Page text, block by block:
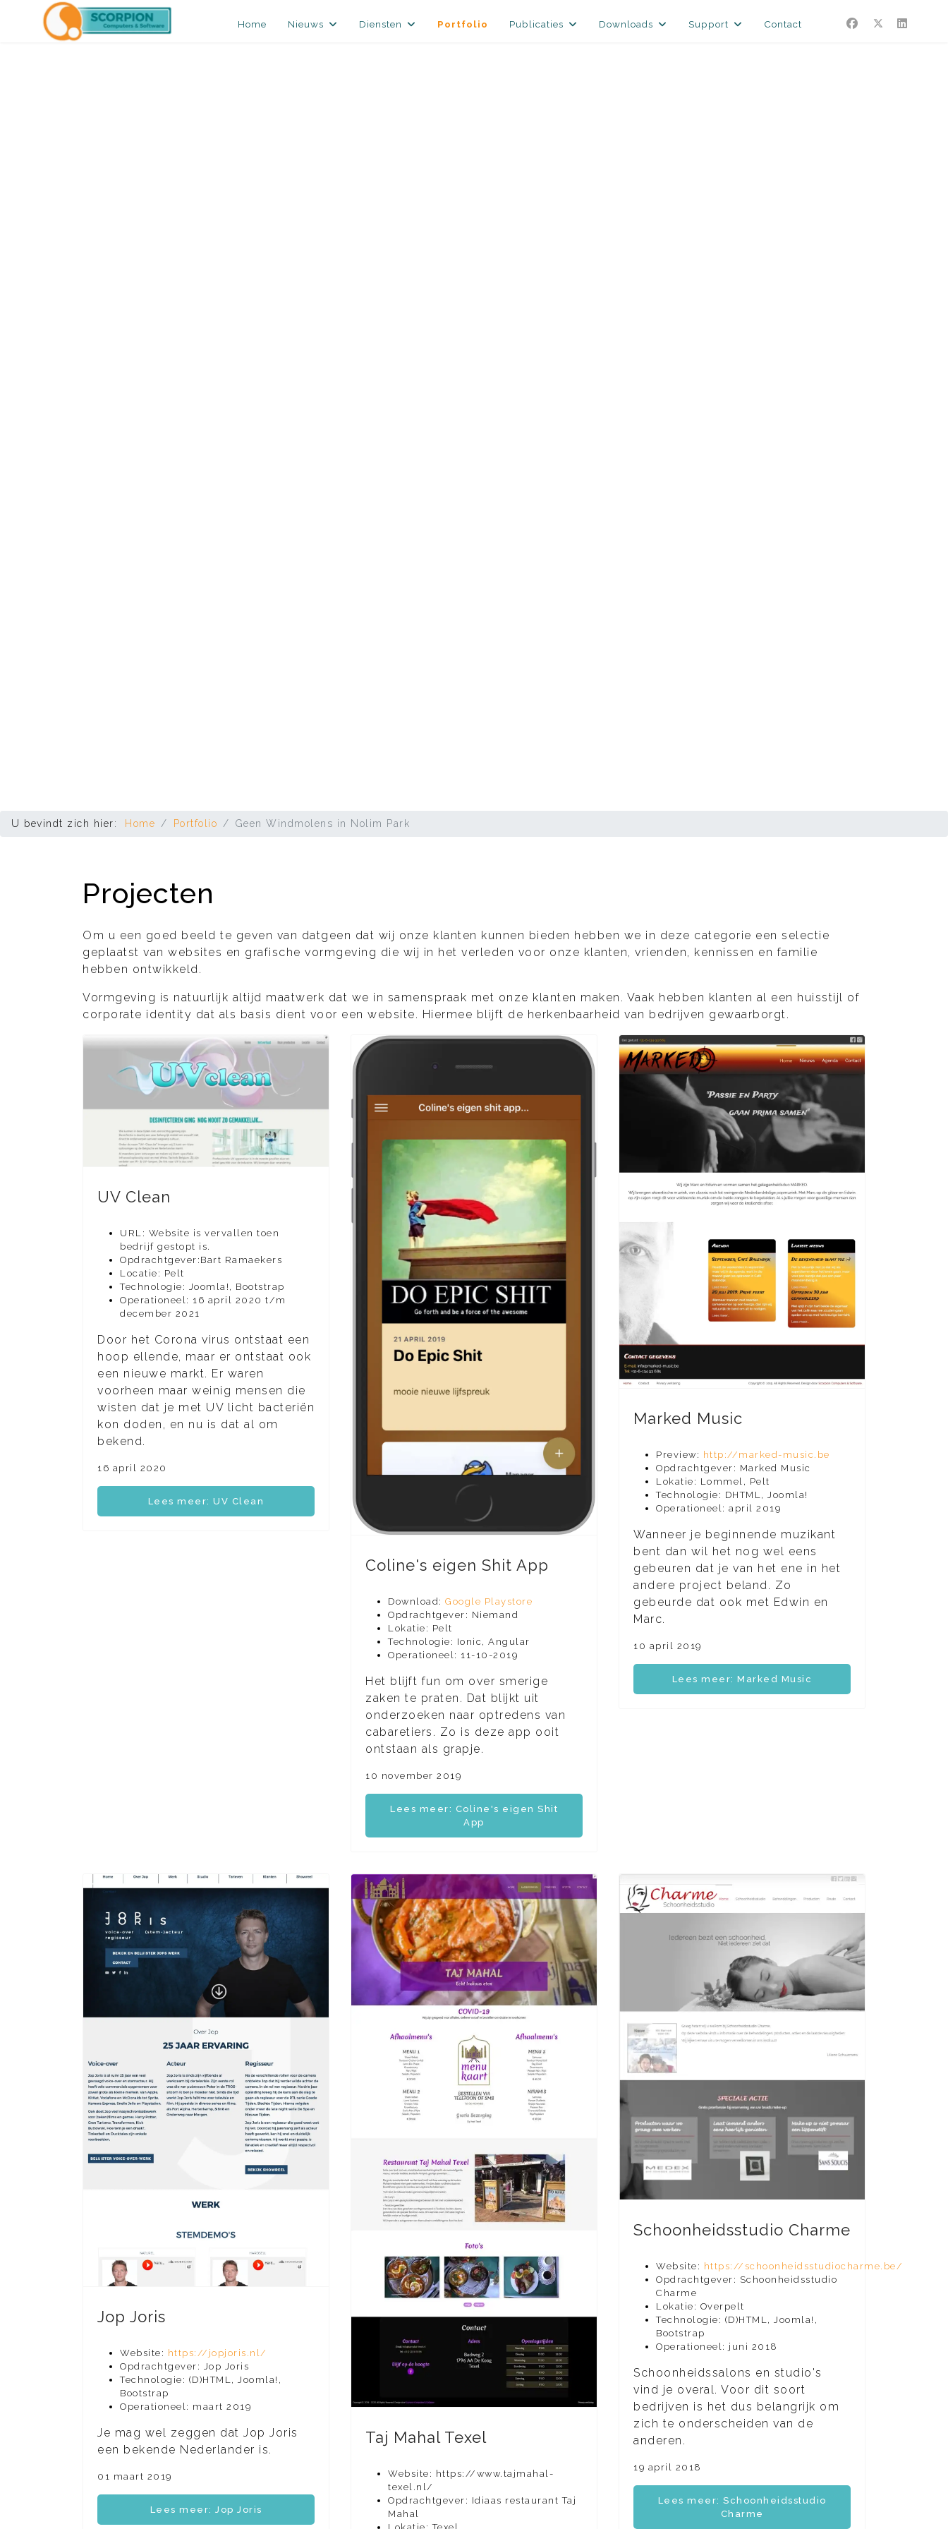
Home Nieuws Diensten Portfolio Publicaties Downloads Support Contact
U bevindt zich hier: Home Portfolio Geen Windmolens in Nolim Park
Projecten
Om u een goed beeld te geven van datgeen dat wij onze klanten kunnen bieden hebben we in deze categorie een selectie
geplaatst van websites en grafische vormgeving die wij in het verleden voor onze klanten, vrienden, kennissen en familie
hebben ontwikkeld.
Vormgeving is natuurlijk altijd maatwerk dat we in samenspraak met onze klanten maken. Vaak hebben klanten al een huisstijl of
corporate identity dat als basis dient voor een website. Hiermee blijft de herkenbaarheid van bedrijven gewaarborgt.
UV Clean
URL: Website is vervallen toen
bedrijf gestopt is.
Opdrachtgever:Bart Ramaekers
Locatie: Pelt
Technologie: Joomla!, Bootstrap
Operationeel: 16 april 2020 t/m
december 2021
Door het Corona virus ontstaat een
hoop ellende, maar er ontstaat ook
een nieuwe markt. Er waren
voorheen maar weinig mensen die
wisten dat je met UV licht bacteriën
kon doden, en nu is dat al om
bekend.
16 april 2020
Lees meer: UV Clean
Coline's eigen Shit App
Download: Google Playstore
Opdrachtgever: Niemand
Lokatie: Pelt
Technologie: Ionic, Angular
Operationeel: 11-10-2019
Het blijft fun om over smerige
zaken te praten. Dat blijkt uit
onderzoeken naar optredens van
cabaretiers. Zo is deze app ooit
ontstaan als grapje.
10 november 2019
Lees meer: Coline's eigen Shit
App
Marked Music
Preview: http://marked-music.be
Opdrachtgever: Marked Music
Lokatie: Lommel, Pelt
Technologie: DHTML, Joomla!
Operationeel: april 2019
Wanneer je beginnende muzikant
bent dan wil het nog wel eens
gebeuren dat je van het ene in het
andere project beland. Zo
gebeurde dat ook met Edwin en
Marc.
10 april 2019
Lees meer: Marked Music
Jop Joris
Website: https://jopjoris.nl/
Opdrachtgever: Jop Joris
Technologie: (D)HTML, Joomla!,
Bootstrap
Operationeel: maart 2019
Je mag wel zeggen dat Jop Joris
een bekende Nederlander is.
01 maart 2019
Lees meer: Jop Joris
Taj Mahal Texel
Website: https://www.tajmahal-
texel.nl/
Opdrachtgever: Idiaas restaurant Taj
Mahal
Schoonheidsstudio Charme
Website: https://schoonheidsstudiocharme.be/
Opdrachtgever: Schoonheidsstudio
Charme
Lokatie: Overpelt
Technologie: (D)HTML, Joomla!,
Bootstrap
Operationeel: juni 2018
Schoonheidssalons en studio's
vind je overal. Voor dit soort
bedrijven is het dus belangrijk om
zich te onderscheiden van de
anderen.
19 april 2018
Lees meer: Schoonheidsstudio
Charme